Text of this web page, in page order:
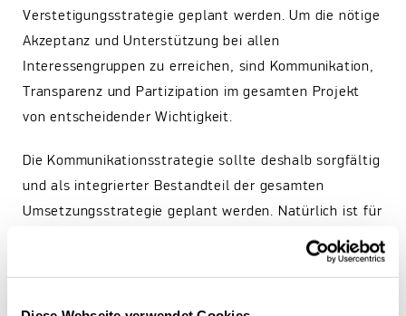
Verstetigungsstrategie geplant werden. Um die nötige
Akzeptanz und Unterstützung bei allen
Interessengruppen zu erreichen, sind Kommunikation,
Transparenz und Partizipation im gesamten Projekt
von entscheidender Wichtigkeit.
Die Kommunikationsstrategie sollte deshalb sorgfältig
und als integrierter Bestandteil der gesamten
Umsetzungsstrategie geplant werden. Natürlich ist für
die Umsetzung auch die Finanzierung ein zentraler